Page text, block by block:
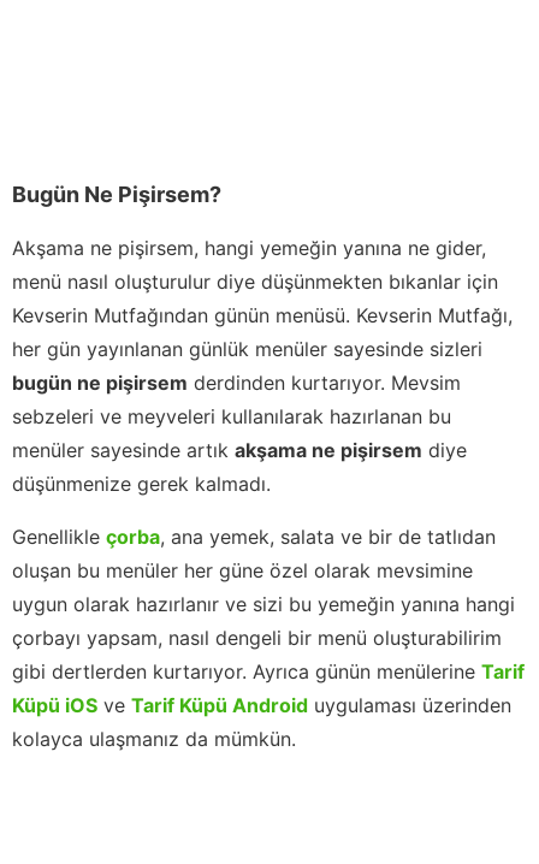
Bugün Ne Pişirsem?
Akşama ne pişirsem, hangi yemeğin yanına ne gider,
menü nasıl oluşturulur diye düşünmekten bıkanlar için
Kevserin Mutfağından günün menüsü. Kevserin Mutfağı,
her gün yayınlanan günlük menüler sayesinde sizleri
bugün ne pişirsem derdinden kurtarıyor. Mevsim
sebzeleri ve meyveleri kullanılarak hazırlanan bu
menüler sayesinde artık akşama ne pişirsem diye
düşünmenize gerek kalmadı.
Genellikle çorba, ana yemek, salata ve bir de tatlıdan
oluşan bu menüler her güne özel olarak mevsimine
uygun olarak hazırlanır ve sizi bu yemeğin yanına hangi
çorbayı yapsam, nasıl dengeli bir menü oluşturabilirim
gibi dertlerden kurtarıyor. Ayrıca günün menülerine Tarif
Küpü iOS ve Tarif Küpü Android uygulaması üzerinden
kolayca ulaşmanız da mümkün.